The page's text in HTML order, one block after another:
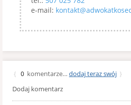
e-mail:
{ 0 komentarze… dodaj teraz swój }
Dodaj komentarz